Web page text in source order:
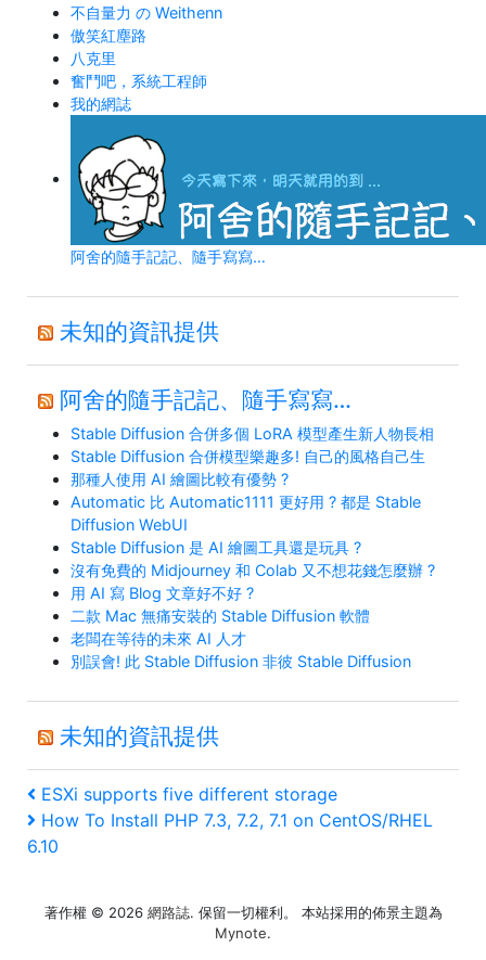
不自量力 の Weithenn
傲笑紅塵路
八克里
奮鬥吧，系統工程師
我的網誌
阿舍的隨手記記、隨手寫寫…
未知的資訊提供
阿舍的隨手記記、隨手寫寫…
Stable Diffusion 合併多個 LoRA 模型產生新人物長相
Stable Diffusion 合併模型樂趣多! 自己的風格自己生
那種人使用 AI 繪圖比較有優勢 ?
Automatic 比 Automatic1111 更好用 ? 都是 Stable
Diffusion WebUI
Stable Diffusion 是 AI 繪圖工具還是玩具 ?
沒有免費的 Midjourney 和 Colab 又不想花錢怎麼辦 ?
用 AI 寫 Blog 文章好不好 ?
二款 Mac 無痛安裝的 Stable Diffusion 軟體
老闆在等待的未來 AI 人才
別誤會! 此 Stable Diffusion 非彼 Stable Diffusion
未知的資訊提供
文
章
覽
上
一
篇
ESXi supports five different storage
下
一
章
How To Install PHP 7.3, 7.2, 7.1 on CentOS/RHEL
6.10
著作權 © 2026 網路誌. 保留一切權利。 本站採用的佈景主題為
Mynote.